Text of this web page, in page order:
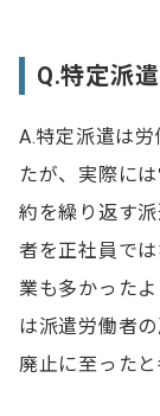
Q.特定派
A.特定派遣は
たが、実際に
約を繰り返す
者を正社員で
業も多かった
は派遣労働者
廃止に至ったと